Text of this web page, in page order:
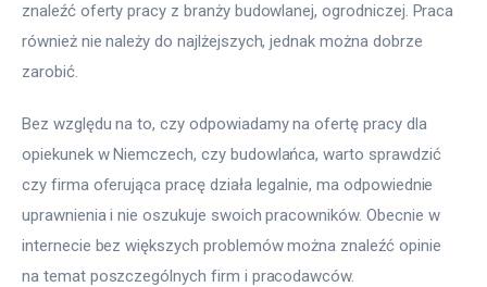
znaleźć oferty pracy z branży budowlanej, ogrodniczej. Praca
również nie należy do najlżejszych, jednak można dobrze
zarobić.
Bez względu na to, czy odpowiadamy na ofertę pracy dla
opiekunek w Niemczech, czy budowlańca, warto sprawdzić
czy firma oferująca pracę działa legalnie, ma odpowiednie
uprawnienia i nie oszukuje swoich pracowników. Obecnie w
internecie bez większych problemów można znaleźć opinie
na temat poszczególnych firm i pracodawców.